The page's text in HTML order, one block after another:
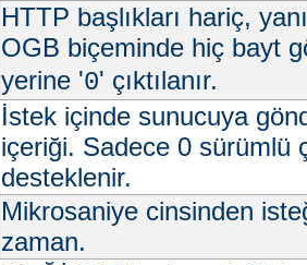
HTTP başlıkları hariç,
OGB biçeminde hiç bayt
yerine '0' çıktılanır.
İstek içinde sunucuya
içeriği. Sadece 0 sürümlü
desteklenir.
Mikrosaniye cinsinden
zaman.